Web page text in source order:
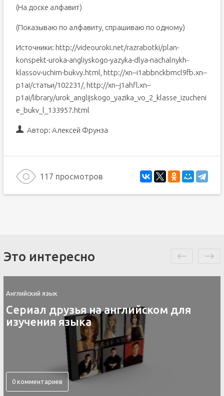
(На доске алфавит)
(Показываю по алфавиту, спрашиваю по одному)
Источники: http://videouroki.net/razrabotki/plan-
konspekt-uroka-angliyskogo-yazyka-dlya-nachalnykh-
klassov-uchim-bukvy.html, http://xn--i1abbnckbmcl9fb.xn--
p1ai/статьи/102231/, http://xn--j1ahfl.xn--
p1ai/library/urok_anglijskogo_yazika_vo_2_klasse_izucheni
e_bukv_l_133957.html
Автор: Алексей Фрунза
117 просмотров
Это интересно
Английский язык
Сериал друзья на английском для
изучения языка
0 комментариев